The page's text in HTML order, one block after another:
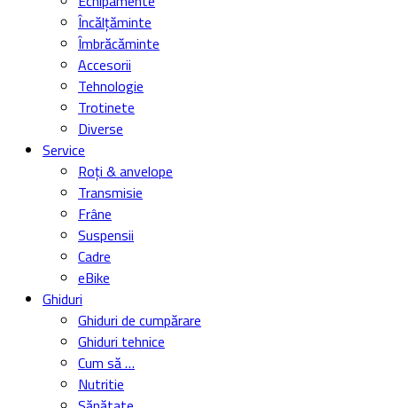
Încălțăminte
Îmbrăcăminte
Accesorii
Tehnologie
Trotinete
Diverse
Service
Roți & anvelope
Transmisie
Frâne
Suspensii
Cadre
eBike
Ghiduri
Ghiduri de cumpărare
Ghiduri tehnice
Cum să …
Nutritie